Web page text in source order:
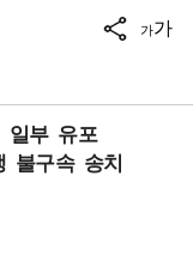
가가
일부 유포
불구속 송치